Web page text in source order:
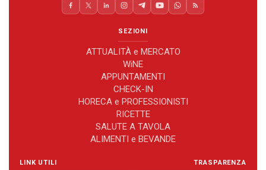
SEZIONI
ATTUALITÀ e MERCATO
WiNE
APPUNTAMENTI
CHECK-IN
HORECA e PROFESSIONISTI
RICETTE
SALUTE A TAVOLA
ALIMENTI e BEVANDE
LINK UTILI TRASPARENZA